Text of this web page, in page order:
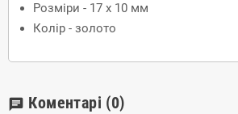
Розміри - 17 х 10 мм
Колір - золото
chat Коментарі (0)